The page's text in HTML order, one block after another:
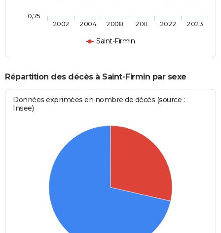
Saint-Firmin
2002 2004 2008 2011 2022 2023
0,75
Répartition des décès à Saint-Firmin par sexe
Données exprimées en nombre de décès (source :
Insee)